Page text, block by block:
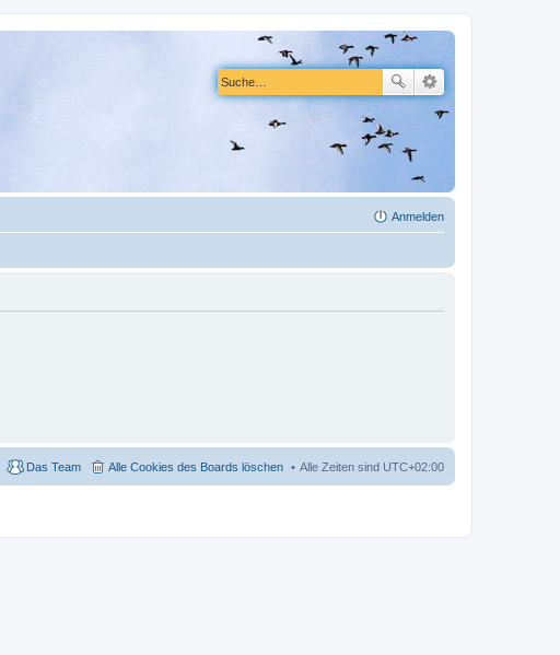
Anmelden
Alle Zeiten sind UTC+02:00
Alle Cookies des Boards löschen
Das Team